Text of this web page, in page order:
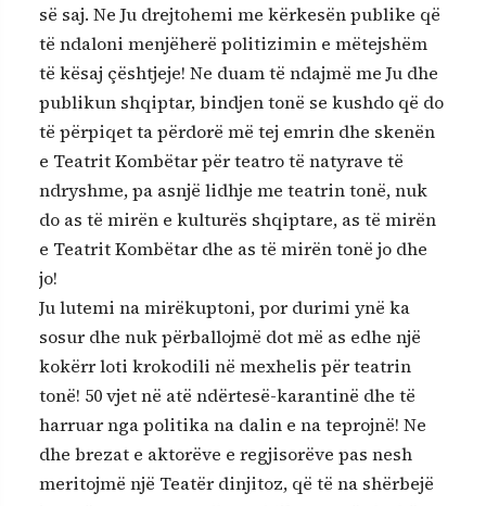
së saj. Ne Ju drejtohemi me kërkesën publike që
të ndaloni menjëherë politizimin e mëtejshëm
të kësaj çështjeje! Ne duam të ndajmë me Ju dhe
publikun shqiptar, bindjen tonë se kushdo që do
të përpiqet ta përdorë më tej emrin dhe skenën
e Teatrit Kombëtar për teatro të natyrave të
ndryshme, pa asnjë lidhje me teatrin tonë, nuk
do as të mirën e kulturës shqiptare, as të mirën
e Teatrit Kombëtar dhe as të mirën tonë jo dhe
jo!
Ju lutemi na mirëkuptoni, por durimi ynë ka
sosur dhe nuk përballojmë dot më as edhe një
kokërr loti krokodili në mexhelis për teatrin
tonë! 50 vjet në atë ndërtesë-karantinë dhe të
harruar nga politika na dalin e na teprojnë! Ne
dhe brezat e aktorëve e regjisorëve pas nesh
meritojmë një Teatër dinjitoz, që të na shërbejë